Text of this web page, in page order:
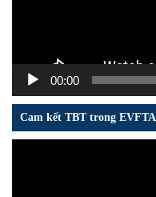
00:00
Cam kết TBT trong EVFTA